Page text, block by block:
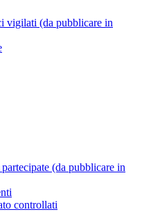
vigilati (da pubblicare in
(da pubblicare in
controllati